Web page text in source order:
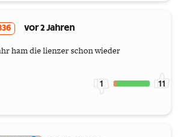
vor 2 Jahren
ham die lienzer schon wieder
1 11